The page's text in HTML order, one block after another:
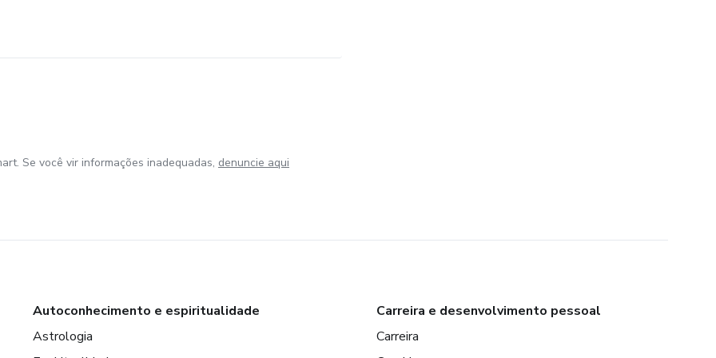
Se você vir informações inadequadas, denuncie aqui
Autoconhecimento e espiritualidade
Astrologia
Carreira e desenvolvimento pessoal
Carreira